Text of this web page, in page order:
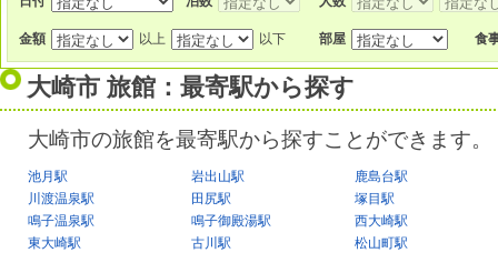
金額 以上 以下 部屋 食
大崎市 旅館：最寄駅から探す
大崎市の旅館を最寄駅から探すことができます。
池月駅 岩出山駅
鹿島台駅
川渡温泉駅
田尻駅
塚目駅
鳴子温泉駅
鳴子御殿湯駅
西大崎駅
東大崎駅
古川駅 松山町駅